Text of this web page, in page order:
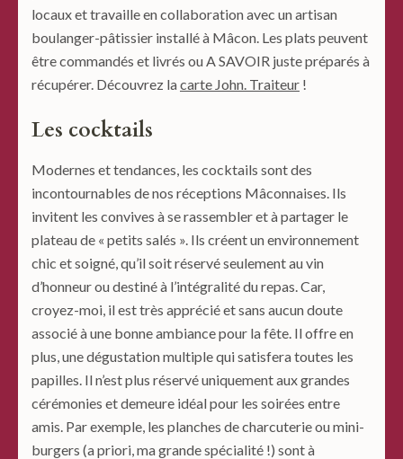
locaux et travaille en collaboration avec unartisan
boulanger-pâtissier installé à Mâcon. Les plats peuvent
être commandés et livrés ou A SAVOIR juste préparés à
récupérer. Découvrez lacarte John. Traiteur !
Les cocktails
Modernes et tendances, les cocktails sont des
incontournables de nos réceptions Mâconnaises. Ils
invitent les convives à se rassembler et à partager le
plateau de « petits salés ». Ils créent un environnement
chic et soigné, qu’il soit réservé seulement au vin
d’honneur ou destiné à l’intégralité du repas. Car,
croyez-moi, il est très apprécié et sans aucun doute
associé à une bonne ambiance pour la fête. Il offre en
plus, une dégustation multiple qui satisfera toutes les
papilles. Il n’est plus réservé uniquement aux grandes
cérémonies et demeure idéal pour les soirées entre
amis. Par exemple, les planches de charcuterie ou mini-
burgers (a priori, ma grande spécialité !) sont à